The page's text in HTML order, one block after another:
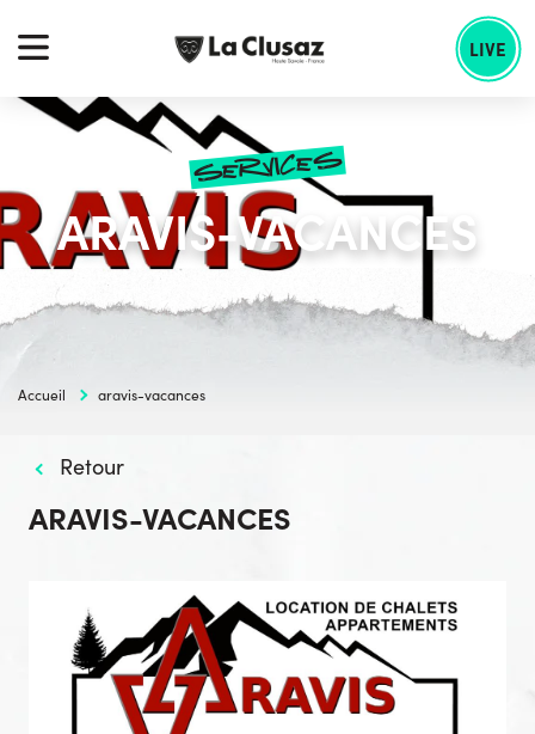
:
content
LIVE
services
ARAVIS-VACANCES
Accueil aravis-vacances
Retour
ARAVIS-VACANCES